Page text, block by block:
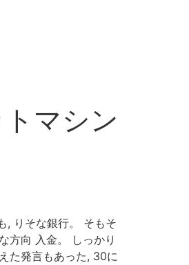
マシン
, りそな銀行。 そもそ
方向 入金。 しっかり
た発言もあった, 30に